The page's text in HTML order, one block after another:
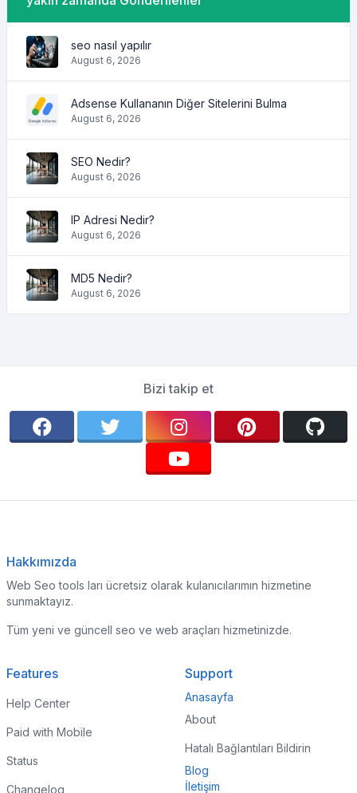
seo nasıl yapılır
August 6, 2026
Adsense Kullananın Diğer Sitelerini Bulma
August 6, 2026
SEO Nedir?
August 6, 2026
IP Adresi Nedir?
August 6, 2026
MD5 Nedir?
August 6, 2026
Bizi takip et
Hakkımızda
Web Seo tools ları ücretsiz olarak kulanıcılarımın hizmetine
sunmaktayız.
Tüm yeni ve güncell seo ve web araçları hizmetinizde.
Features
Help Center
Paid with Mobile
Status
Changelog
Support
Anasayfa
About
Hatalı Bağlantıları Bildirin
Blog
İletişim